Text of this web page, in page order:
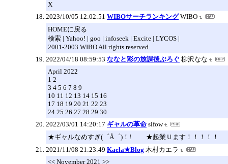
X
2023/10/05 12:02:51 WIBOサーチランキング WIBO
HOMEに戻る
検索 | Yahoo! | goo | infoseek | Excite | LYCOS |
2001-2003 WIBO All rights reserved.
2022/04/18 08:59:53 ななと彩の放課後ぶろぐ 柳沢なな
April 2022
1 2
3 4 5 6 7 8 9
10 11 12 13 14 15 16
17 18 19 20 21 22 23
24 25 26 27 28 29 30
2022/03/01 14:20:17 ギャルの革命 sifow
★ギャルなめすぎ(゜Å゜)！! ★起業Ｕます！！！！！ ★
2021/11/08 21:23:49 Kaela★Blog 木村カエラ
<< November 2021 >>